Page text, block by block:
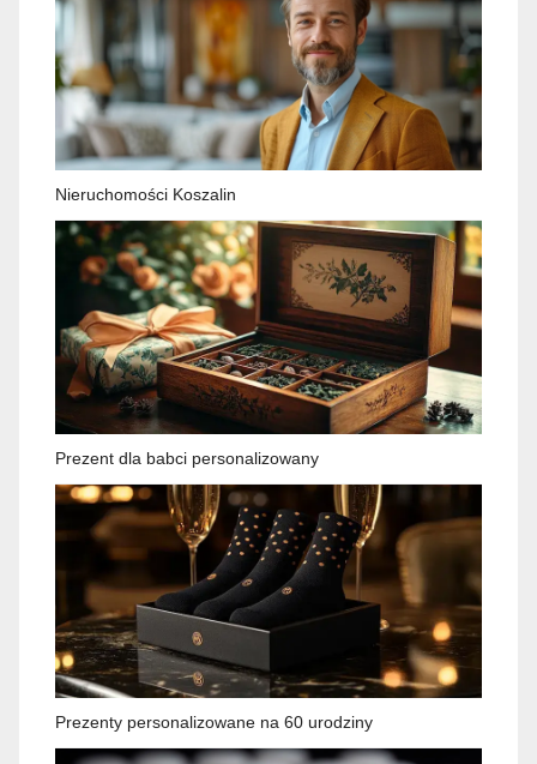
Nieruchomości Koszalin
Prezent dla babci personalizowany
Prezenty personalizowane na 60 urodziny